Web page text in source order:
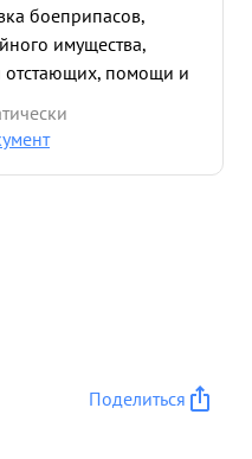
боеприпасов,
имущества,
помощи и
комендатур, по
в сборно-
ПАЙОРА
Поделиться